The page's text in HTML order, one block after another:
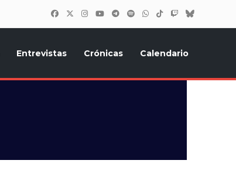
Entrevistas Crónicas Calendario